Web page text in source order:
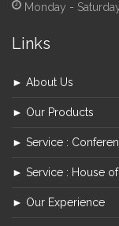
Monday -
Links
► About Us
► Our Products
► Service :
► Service : House
► Our Experience